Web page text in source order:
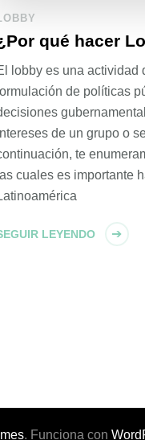
qué hacer
lobby es una actividad
de políticas
de un grupo o
te
las cuales es importante
LEYENDO
. Funciona con